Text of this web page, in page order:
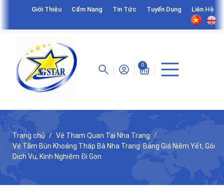
Giới Thiệu Cẩm Nang Tin Tức Tuyển Dụng Liên Hệ
0
Trang chủ
Vé Tham Quan Tại Nha Trang
Vé Tắm Bùn Khoáng Tháp Bà Nha Trang: Bảng Giá Niêm Yết, Gói
Dịch Vụ, Kinh Nghiệm Đi Gọn